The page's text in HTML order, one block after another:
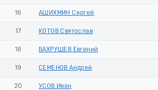
16 АШИХМИН Сергей
17 КОТОВ Святослав
18 ВАХРУШЕВ Евгений
19 СЕМЕНОВ Андрей
20 УСОВ Иван